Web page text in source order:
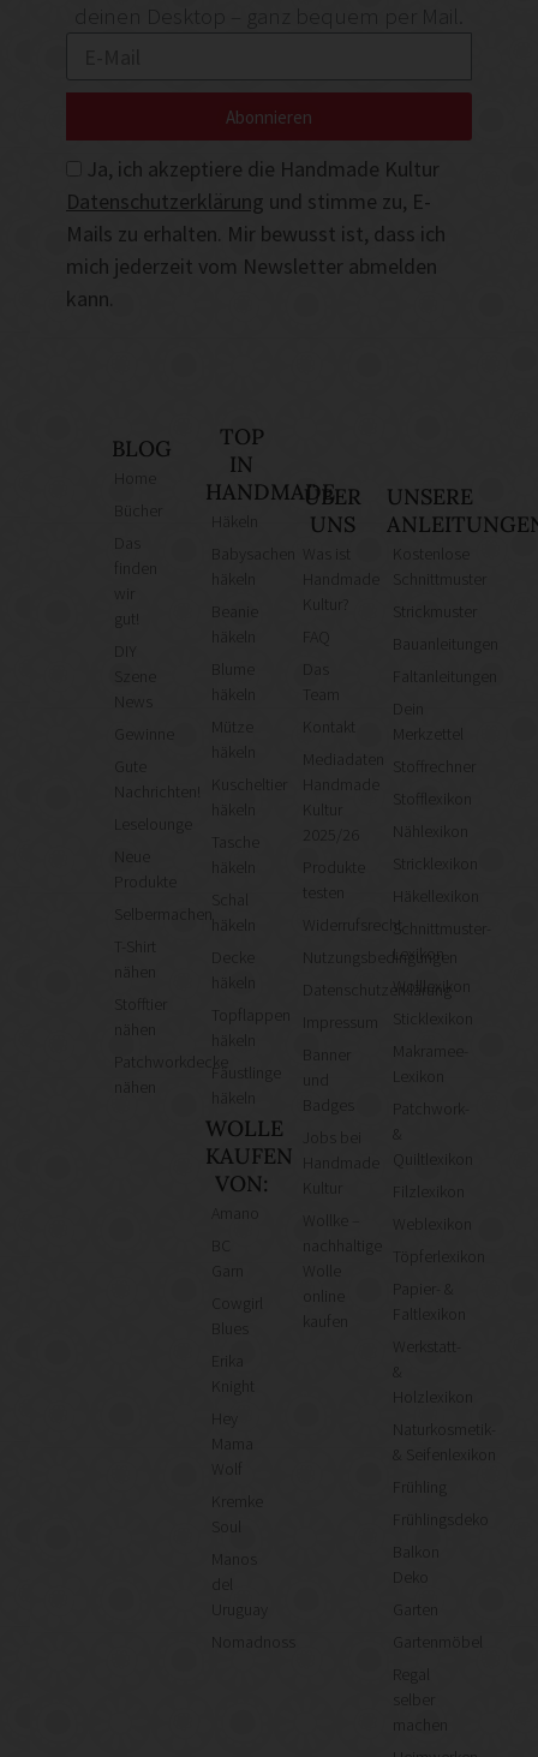
deinen Desktop – ganz bequem per Mail.
Ja, ich akzeptiere die Handmade Kultur
Datenschutzerklärung und stimme zu, E-
Mails zu erhalten. Mir bewusst ist, dass ich
mich jederzeit vom Newsletter abmelden
kann.
Abonnieren
BLOG
finden
gut!
News
Gute
Nachrichten!
Leselounge
Neue
Produkte
Selbermachen
T-Shirt
Stofftier
Patchworkdecke
TOP
IN
HANDMADE
häkeln
häkeln
Mütze
häkeln
Kuscheltier
häkeln
Tasche
häkeln
häkeln
Topflappen
häkeln
Fäustlinge
häkeln
WOLLE
KAUFEN
VON:
Cowgirl
Knight
Mama
Wolf
Kremke
Manos
Uruguay
Nomadnoss
ÜBER
UNS
Was ist
Kultur?
Team
Kontakt
Mediadaten
Kultur
2025/26
Produkte
testen
Widerrufsrecht
Nutzungsbedingungen
Datenschutzerklärung
Kultur
Wollke –
nachhaltige
kaufen
UNSERE
Kostenlose
Schnittmuster
Strickmuster
Bauanleitungen
Faltanleitungen
Merkzettel
Stoffrechner
Stofflexikon
Nählexikon
Stricklexikon
Häkellexikon
Schnittmuster-
Lexikon
Wolllexikon
Sticklexikon
Makramee-
Lexikon
Patchwork-
&
Quiltlexikon
Weblexikon
Töpferlexikon
Papier- &
Faltlexikon
Werkstatt-
&
Holzlexikon
Naturkosmetik-
& Seifenlexikon
Frühling
Frühlingsdeko
Balkon
Deko
Garten
Gartenmöbel
Regal